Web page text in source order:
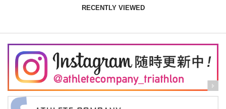
RECENTLY VIEWED